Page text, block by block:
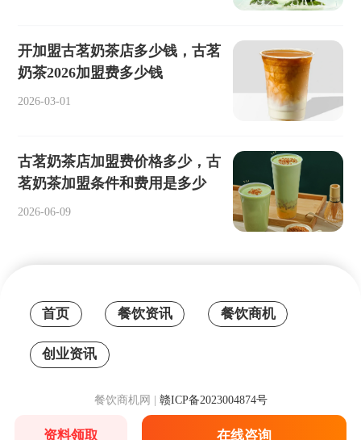
开加盟古茗奶茶店多少钱，古茗
奶茶2026加盟费多少钱
2026-03-01
古茗奶茶店加盟费价格多少，古
茗奶茶加盟条件和费用是多少
2026-06-09
资料领取 在线咨询
首页 餐饮资讯 餐饮商机
创业资讯
餐饮商机网 | 赣ICP备2023004874号